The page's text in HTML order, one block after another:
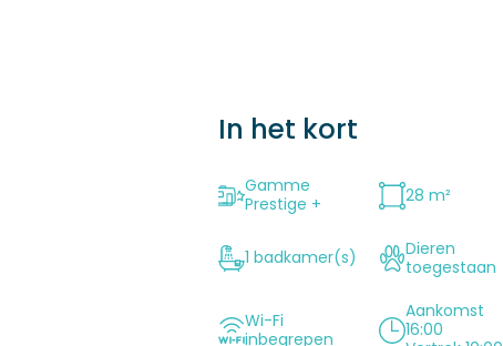
In het kort
Gamme
Prestige +
28 m²
1 badkamer(s)
Dieren
toegestaan
Wi-Fi
inbegrepen
Aankomst
16:00